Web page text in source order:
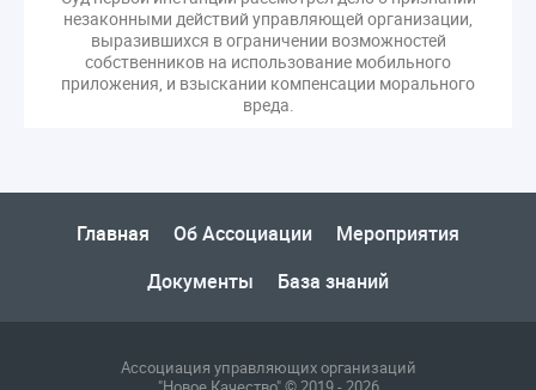
закон о банкротстве
изменения в ЖК РФ
изменения в Положение
индексация
индикаторы риска
кадры
категория риска
кворум ОСС
непредвиденные расходы
нормотворчество
общедомовое имущество
оплата отопления
особенности взимания пени
незаконными действий управляющей организации,
выразившихся в ограничении возможностей
собственников на использование мобильного
приложения, и взыскании компенсации морального
вреда.
Главная Об Ассоциации
Мероприятия
Документы
База знаний
Ассоциация управляющих организаций